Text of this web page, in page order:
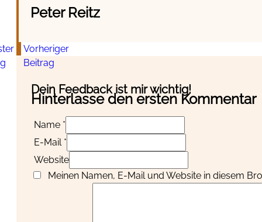
Peter Reitz
Vorheriger
Beitrag
Dein Feedback ist mir wichtig!
Hinterlasse den ersten Kommentar
Name *
E-Mail *
Website
Meinen Namen, E-Mail und Website in diesem